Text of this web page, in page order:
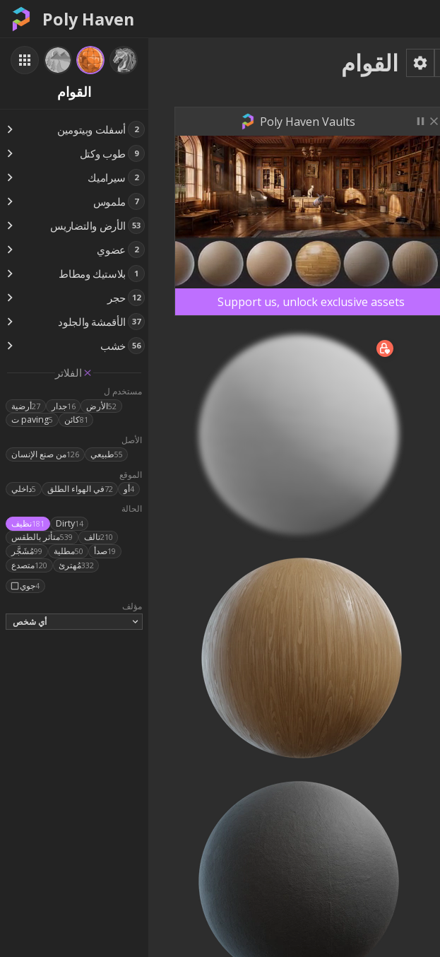
Poly Haven
القوام
أسفلت وبيتومين 2
طوب وكتل 9
سيراميك 2
ملموس 7
الأرض والتضاريس 53
عضوي 2
بلاستيك ومطاط 1
حجر 12
الأقمشة والجلود 37
خشب 56
الفلاتر
مستخدم ل
أرضية27 جدار16 الأرض52
ت paving5 كائن81
الأصل
من صنع الإنسان126 طبيعي55
الموقع
داخلي5 في الهواء الطلق72 أو4
الحالة
نظيف181 Dirty14
متأثر بالطقس539 تالف210
مُشَجَّر99 مطلية50 صدأ19
متصدع120 مُهترئ332
جوي4
مؤلف
أي شخص
القوام
Poly Haven Vaults
Support us, unlock exclusive assets